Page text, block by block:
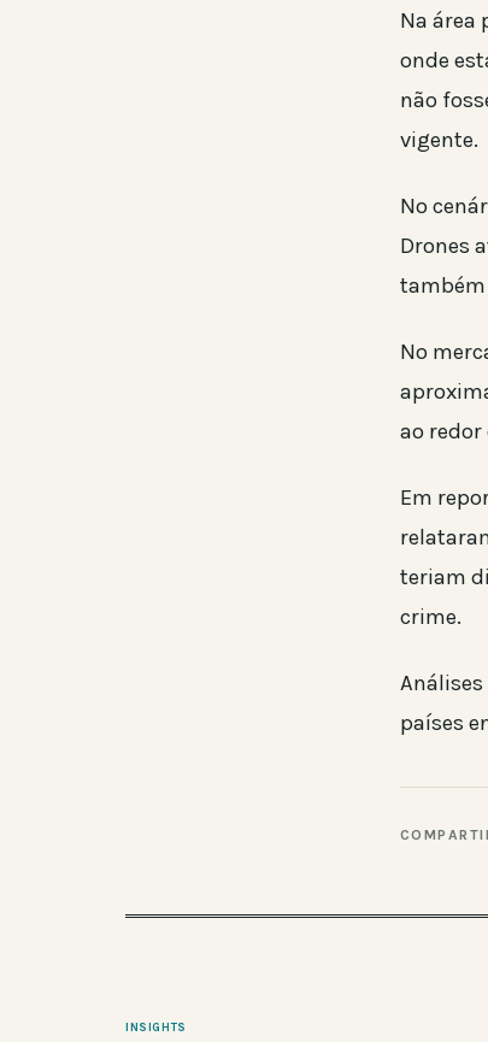
Na área
onde
não
vigente.
No
Drones
No
ao
Em
teriam
crime.
países
INSIGHTS